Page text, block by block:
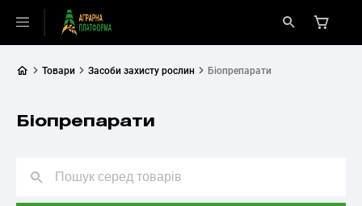
Товари Засоби захисту рослин Біопрепарати
Біопрепарати